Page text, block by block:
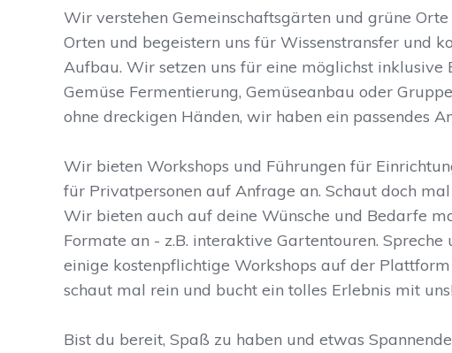
Wir verstehen Gemeinschaftsgärten und grüne
Orten und begeistern uns für Wissenstransfer und
Aufbau. Wir setzen uns für eine möglichst inklusive
Gemüse Fermentierung, Gemüseanbau oder
ohne dreckigen Händen, wir haben ein passendes
Wir bieten Workshops und Führungen für
für Privatpersonen auf Anfrage an. Schaut doch
Wir bieten auch auf deine Wünsche und Bedarfe
Formate an - z.B. interaktive Gartentouren.
einige kostenpflichtige Workshops auf der Plattform
schaut mal rein und bucht ein tolles Erlebnis mit uns!
Bist du bereit, Spaß zu haben und etwas